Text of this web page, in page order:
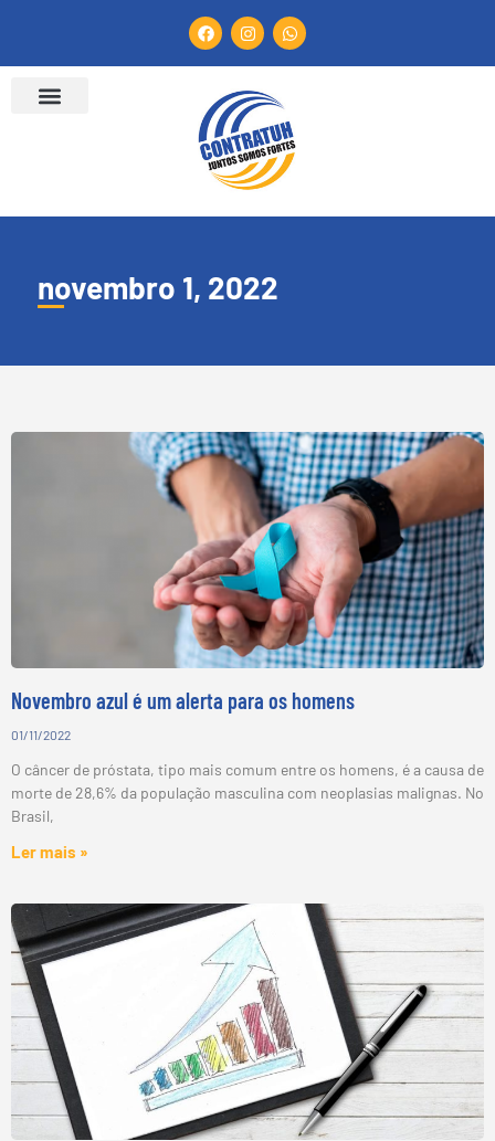
novembro 1, 2022
Novembro azul é um alerta para os homens
01/11/2022
O câncer de próstata, tipo mais comum entre os homens, é a causa de
morte de 28,6% da população masculina com neoplasias malignas. No
Brasil,
Ler mais »